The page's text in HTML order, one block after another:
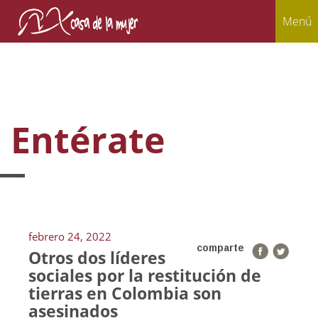
Menú
Entérate
febrero 24, 2022
comparte
Otros dos líderes
sociales por la restitución de
tierras en Colombia son
asesinados